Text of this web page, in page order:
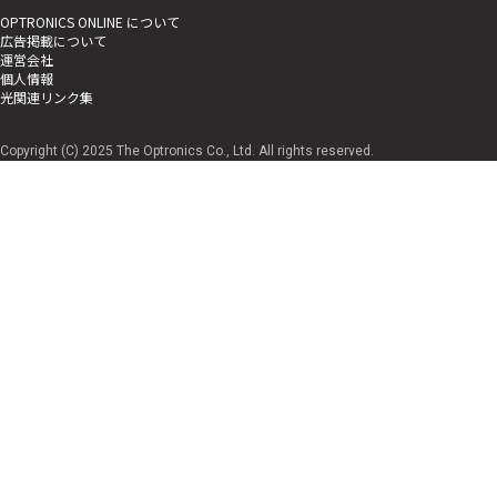
OPTRONICS ONLINE について
広告掲載について
運営会社
個人情報
光関連リンク集
Copyright (C) 2025 The Optronics Co., Ltd. All rights reserved.